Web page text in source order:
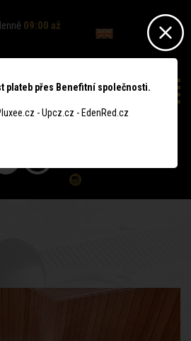
09:00 až
plateb přes Benefitní společnosti.
- Upcz.cz - EdenRed.cz